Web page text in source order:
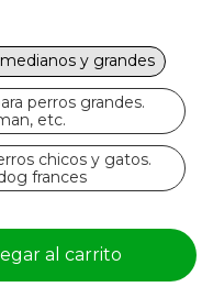
y grandes
perros grandes.
etc.
chicos y gatos.
frances